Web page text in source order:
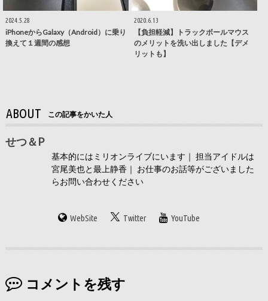
2024.5.28
iPhoneからGalaxy（Android）に乗り
換えて１週間の感想
2020.6.13
【負担軽減】トラックボールマウス
のメリットを洗い出しました【デメ
リットも】
ABOUT この記事をかいた人
せつ＆P
基本的にはミリオンライブにいます｜ 担当アイドルは
宮尾美也と最上静香｜ お仕事のお話等がございました
らお問い合わせください
WebSite Twitter YouTube
コメントを残す